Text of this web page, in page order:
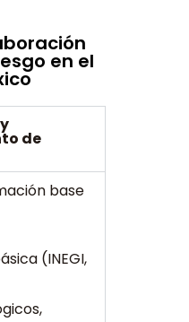
en el
de
base
(INEGI,